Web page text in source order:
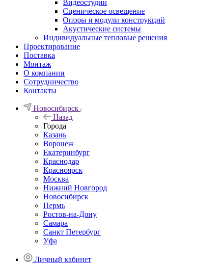
Видеостудии
Cценическое освещение
Опоры и модули конструкций
Акустические системы
Индивидуальные тепловые решения
Проектирование
Поставка
Монтаж
О компании
Сотрудничество
Контакты
Новосибирск
Назад
Города
Казань
Воронеж
Екатеринбург
Краснодар
Красноярск
Москва
Нижний Новгород
Новосибирск
Пермь
Ростов-на-Дону
Самара
Санкт Петербург
Уфа
Личный кабинет